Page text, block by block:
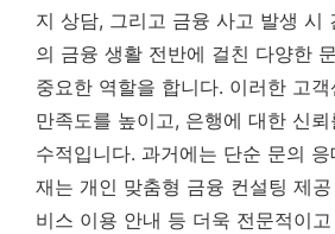
지 상담, 그리고 금융 사고 발생 시
의 금융 생활 전반에 걸친 다양한
중요한 역할을 합니다. 이러한 고
만족도를 높이고, 은행에 대한 신
수적입니다. 과거에는 단순 문의
재는 개인 맞춤형 금융 컨설팅 제
비스 이용 안내 등 더욱 전문적이